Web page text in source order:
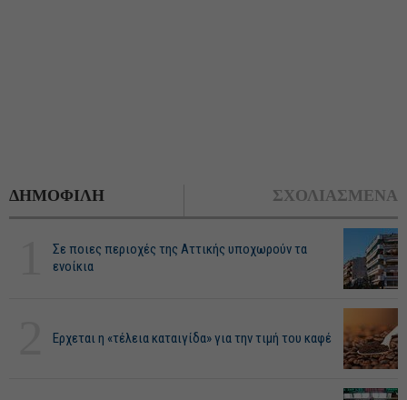
ΔΗΜΟΦΙΛΗ ΣΧΟΛΙΑΣΜΕΝΑ
Σε ποιες περιοχές της Αττικής υποχωρούν τα
ενοίκια
Ερχεται η «τέλεια καταιγίδα» για την τιμή του καφέ